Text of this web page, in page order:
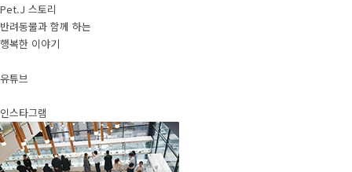
Pet.J 스토리
반려동물과 함께 하는
행복한 이야기
유튜브
인스타그램